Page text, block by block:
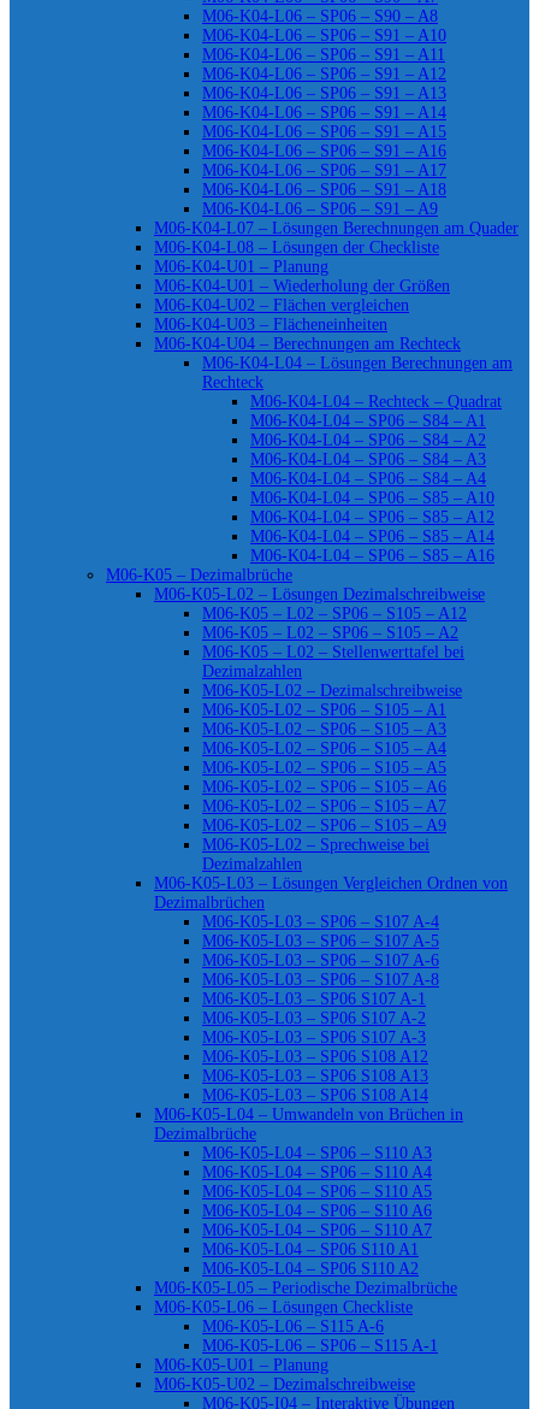
M06-K04-L06 – SP06 – S90 – A8
M06-K04-L06 – SP06 – S91 – A10
M06-K04-L06 – SP06 – S91 – A11
M06-K04-L06 – SP06 – S91 – A12
M06-K04-L06 – SP06 – S91 – A13
M06-K04-L06 – SP06 – S91 – A14
M06-K04-L06 – SP06 – S91 – A15
M06-K04-L06 – SP06 – S91 – A16
M06-K04-L06 – SP06 – S91 – A17
M06-K04-L06 – SP06 – S91 – A18
M06-K04-L06 – SP06 – S91 – A9
M06-K04-L07 – Lösungen Berechnungen am Quader
M06-K04-L08 – Lösungen der Checkliste
M06-K04-U01 – Planung
M06-K04-U01 – Wiederholung der Größen
M06-K04-U02 – Flächen vergleichen
M06-K04-U03 – Flächeneinheiten
M06-K04-U04 – Berechnungen am Rechteck
M06-K04-L04 – Lösungen Berechnungen am
Rechteck
M06-K04-L04 – Rechteck – Quadrat
M06-K04-L04 – SP06 – S84 – A1
M06-K04-L04 – SP06 – S84 – A2
M06-K04-L04 – SP06 – S84 – A3
M06-K04-L04 – SP06 – S84 – A4
M06-K04-L04 – SP06 – S85 – A10
M06-K04-L04 – SP06 – S85 – A12
M06-K04-L04 – SP06 – S85 – A14
M06-K04-L04 – SP06 – S85 – A16
M06-K05 – Dezimalbrüche
M06-K05-L02 – Lösungen Dezimalschreibweise
M06-K05 – L02 – SP06 – S105 – A12
M06-K05 – L02 – SP06 – S105 – A2
M06-K05 – L02 – Stellenwerttafel bei
Dezimalzahlen
M06-K05-L02 – Dezimalschreibweise
M06-K05-L02 – SP06 – S105 – A1
M06-K05-L02 – SP06 – S105 – A3
M06-K05-L02 – SP06 – S105 – A4
M06-K05-L02 – SP06 – S105 – A5
M06-K05-L02 – SP06 – S105 – A6
M06-K05-L02 – SP06 – S105 – A7
M06-K05-L02 – SP06 – S105 – A9
M06-K05-L02 – Sprechweise bei
Dezimalzahlen
M06-K05-L03 – Lösungen Vergleichen Ordnen von
Dezimalbrüchen
M06-K05-L03 – SP06 – S107 A-4
M06-K05-L03 – SP06 – S107 A-5
M06-K05-L03 – SP06 – S107 A-6
M06-K05-L03 – SP06 – S107 A-8
M06-K05-L03 – SP06 S107 A-1
M06-K05-L03 – SP06 S107 A-2
M06-K05-L03 – SP06 S107 A-3
M06-K05-L03 – SP06 S108 A12
M06-K05-L03 – SP06 S108 A13
M06-K05-L03 – SP06 S108 A14
M06-K05-L04 – Umwandeln von Brüchen in
Dezimalbrüche
M06-K05-L04 – SP06 – S110 A3
M06-K05-L04 – SP06 – S110 A4
M06-K05-L04 – SP06 – S110 A5
M06-K05-L04 – SP06 – S110 A6
M06-K05-L04 – SP06 – S110 A7
M06-K05-L04 – SP06 S110 A1
M06-K05-L04 – SP06 S110 A2
M06-K05-L05 – Periodische Dezimalbrüche
M06-K05-L06 – Lösungen Checkliste
M06-K05-L06 – S115 A-6
M06-K05-L06 – SP06 – S115 A-1
M06-K05-U01 – Planung
M06-K05-U02 – Dezimalschreibweise
M06-K05-I04 – Interaktive Übungen